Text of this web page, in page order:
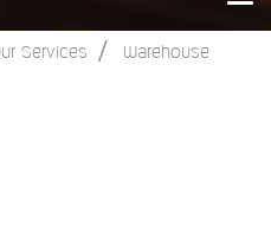
Services Warehouse